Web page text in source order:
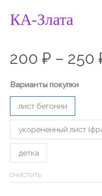
КА-Злата
200 ₽ – 250
Варианты покупки
лист бегонии
укорененный лист
детка
ОЧИСТИТЬ